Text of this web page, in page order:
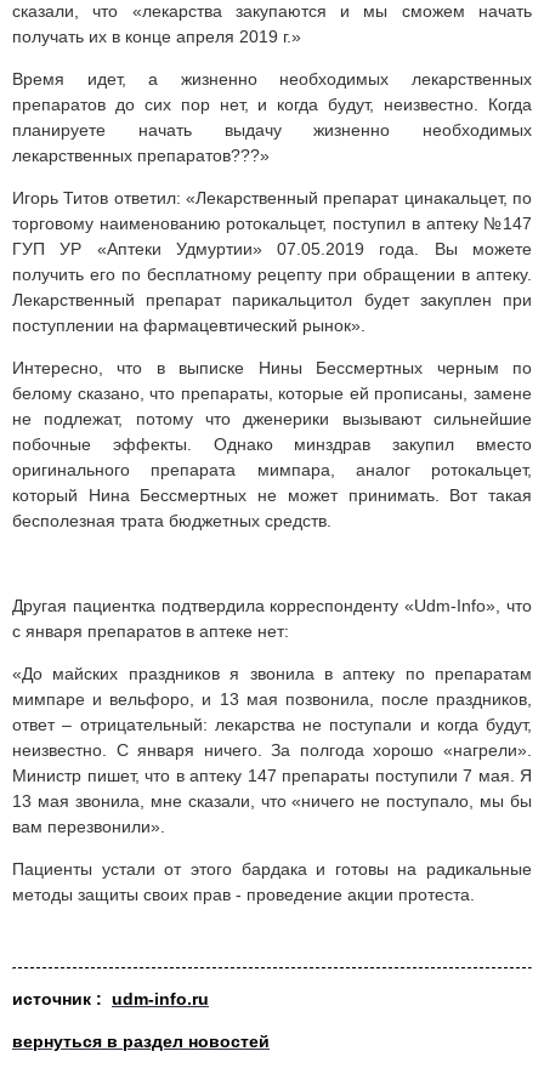
сказали, что «лекарства закупаются и мы сможем начать
получать их в конце апреля 2019 г.»
Время идет, а жизненно необходимых лекарственных
препаратов до сих пор нет, и когда будут, неизвестно. Когда
планируете начать выдачу жизненно необходимых
лекарственных препаратов???»
Игорь Титов ответил: «Лекарственный препарат цинакальцет, по
торговому наименованию ротокальцет, поступил в аптеку №147
ГУП УР «Аптеки Удмуртии» 07.05.2019 года. Вы можете
получить его по бесплатному рецепту при обращении в аптеку.
Лекарственный препарат парикальцитол будет закуплен при
поступлении на фармацевтический рынок».
Интересно, что в выписке Нины Бессмертных черным по
белому сказано, что препараты, которые ей прописаны, замене
не подлежат, потому что дженерики вызывают сильнейшие
побочные эффекты. Однако минздрав закупил вместо
оригинального препарата мимпара, аналог ротокальцет,
который Нина Бессмертных не может принимать. Вот такая
бесполезная трата бюджетных средств.
Другая пациентка подтвердила корреспонденту «Udm-Info», что
с января препаратов в аптеке нет:
«До майских праздников я звонила в аптеку по препаратам
мимпаре и вельфоро, и 13 мая позвонила, после праздников,
ответ – отрицательный: лекарства не поступали и когда будут,
неизвестно. С января ничего. За полгода хорошо «нагрели».
Министр пишет, что в аптеку 147 препараты поступили 7 мая. Я
13 мая звонила, мне сказали, что«ничего не поступало, мы бы
вам перезвонили».
Пациенты устали от этого бардака и готовы на радикальные
методы защиты своих прав - проведение акции протеста.
источник : udm-info.ru
вернуться в раздел новостей